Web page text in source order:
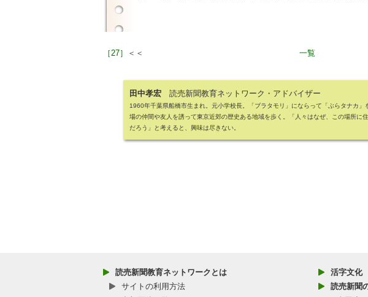
［27］ ＜＜ 一覧
田中孝宏読売新聞教育ネットワーク・アドバイザー
1960年千葉県船橋市生まれ。元小学校長。「ブラタモリ」にならって「ぶらタナカ」
場の仲間や友人を誘って東京近郊の歴史ある地域を歩く。「人々はなぜ、この場所に
だろう」と考えると、興味は尽きない。
読売新聞教育ネットワークとは
サイトの利用方法
活字文化
読売新聞